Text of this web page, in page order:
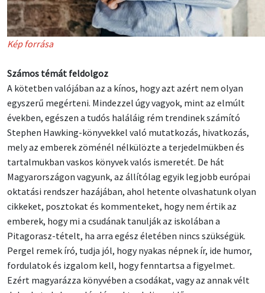
Kép forrása
Számos témát feldolgoz
A kötetben valójában az a kínos, hogy azt azért nem olyan
egyszerű megérteni. Mindezzel úgy vagyok, mint az elmúlt
években, egészen a tudós haláláig rém trendinek számító
Stephen Hawking-könyvekkel való mutatkozás, hivatkozás,
mely az emberek zöménél nélkülözte a terjedelmükben és
tartalmukban vaskos könyvek valós ismeretét. De hát
Magyarországon vagyunk, az állítólag egyik legjobb európai
oktatási rendszer hazájában, ahol hetente olvashatunk olyan
cikkeket, posztokat és kommenteket, hogy nem értik az
emberek, hogy mi a csudának tanulják az iskolában a
Pitagorasz-tételt, ha arra egész életében nincs szükségük.
Pergel remek író, tudja jól, hogy nyakas népnek ír, ide humor,
fordulatok és izgalom kell, hogy fenntartsa a figyelmet.
Ezért magyarázza könyvében a csodákat, vagy az annak vélt